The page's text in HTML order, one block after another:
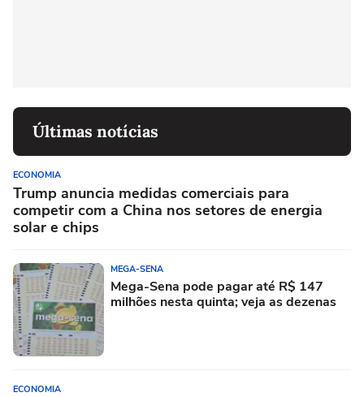
Últimas notícias
ECONOMIA
Trump anuncia medidas comerciais para
competir com a China nos setores de energia
solar e chips
MEGA-SENA
Mega-Sena pode pagar até R$ 147
milhões nesta quinta; veja as dezenas
ECONOMIA